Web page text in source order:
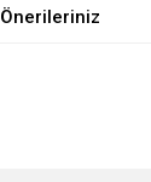
Önerileriniz